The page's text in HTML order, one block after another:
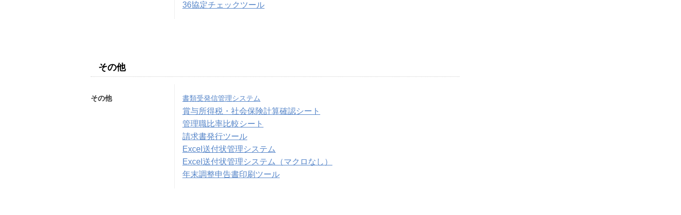
36協定チェックツール
その他
その他 書類受発信管理システム
賞与所得税・社会保険計算確認シート
管理職比率比較シート
請求書発行ツール
Excel送付状管理システム
Excel送付状管理システム（マクロなし）
年末調整申告書印刷ツール